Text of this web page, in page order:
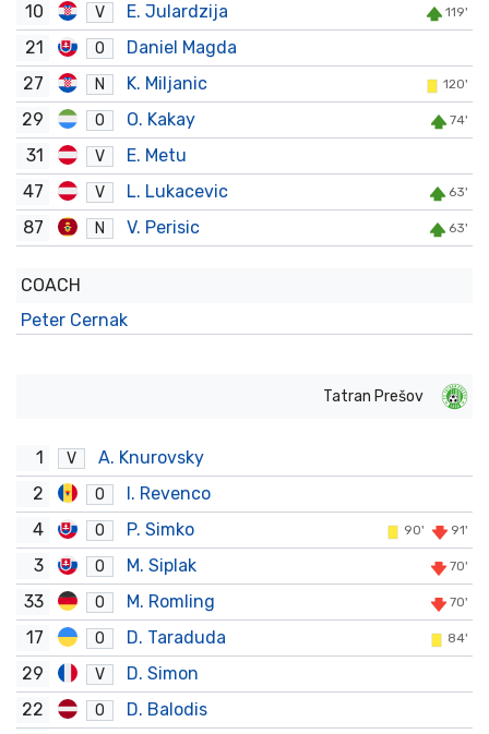
10 V E. Julardzija 119'
21 O
Daniel Magda
27
N K. Miljanic 120'
29 O O. Kakay 74'
31 V
E. Metu
47
V L. Lukacevic 63'
87 N V. Perisic 63'
COACH
Peter Cernak
Tatran Prešov
1 V
A. Knurovsky
2
O
I. Revenco
4
O P. Simko 90' 91'
3 O M. Siplak 70'
33 O M. Romling 70'
17 O D. Taraduda 84'
29 V
D. Simon
22
O
D. Balodis